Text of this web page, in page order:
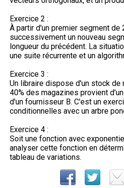
Exercice 2 :
À partir d'un premier segment de
successivement un nouveau
longueur du précédent. La
une suite récurrente et un
Exercice 3 :
Un libraire dispose d'un stock de
40% des magazines provient
d'un fournisseur B. C'est un
conditionnelles avec un arbre
Exercice 4 :
Soit une fonction avec
analyser cette fonction en
tableau de variations.